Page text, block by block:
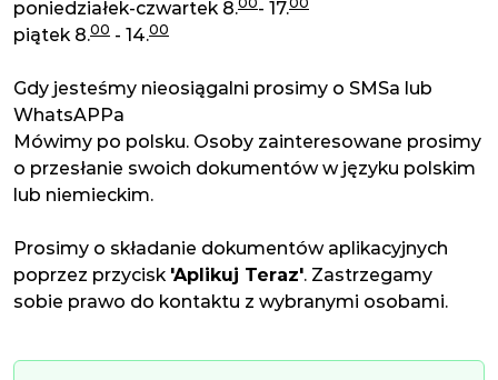
poniedziałek-czwartek 8. - 17.
piątek 8.00 - 14.00
Gdy jesteśmy nieosiągalni prosimy o SMSa lub
WhatsAPPa
Mówimy po polsku. Osoby zainteresowane prosimy
o przesłanie swoich dokumentów w języku polskim
lub niemieckim.
Prosimy o składanie dokumentów aplikacyjnych
poprzez przycisk 'Aplikuj Teraz'. Zastrzegamy
sobie prawo do kontaktu z wybranymi osobami.